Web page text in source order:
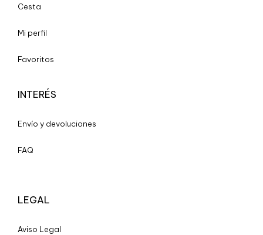
Cesta
Mi perfil
Favoritos
INTERÉS
Envío y devoluciones
FAQ
LEGAL
Aviso Legal